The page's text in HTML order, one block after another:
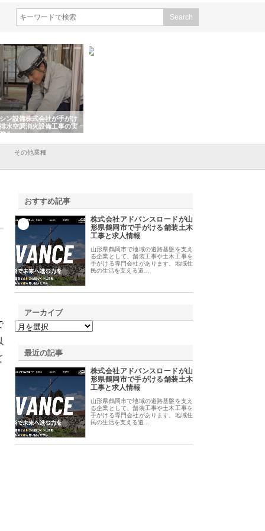
設備株式会社が手がけ
空調消火設備工事の実
その他業種
おすすめ記事
株式会社アドバンスロードが山
形県鶴岡市で手がける舗装土木
工事と求人情報
山形県鶴岡市で地域の道路基盤を支え
る企業として、舗装工事や土木工事を
手がける専門会社があります。地域住
民の生活を支える道…
アーカイブ
最近の記事
株式会社アドバンスロードが山
形県鶴岡市で手がける舗装土木
工事と求人情報
山形県鶴岡市で地域の道路基盤を支え
る企業として、舗装工事や土木工事を
手がける専門会社があります。地域住
民の生活を支える道…